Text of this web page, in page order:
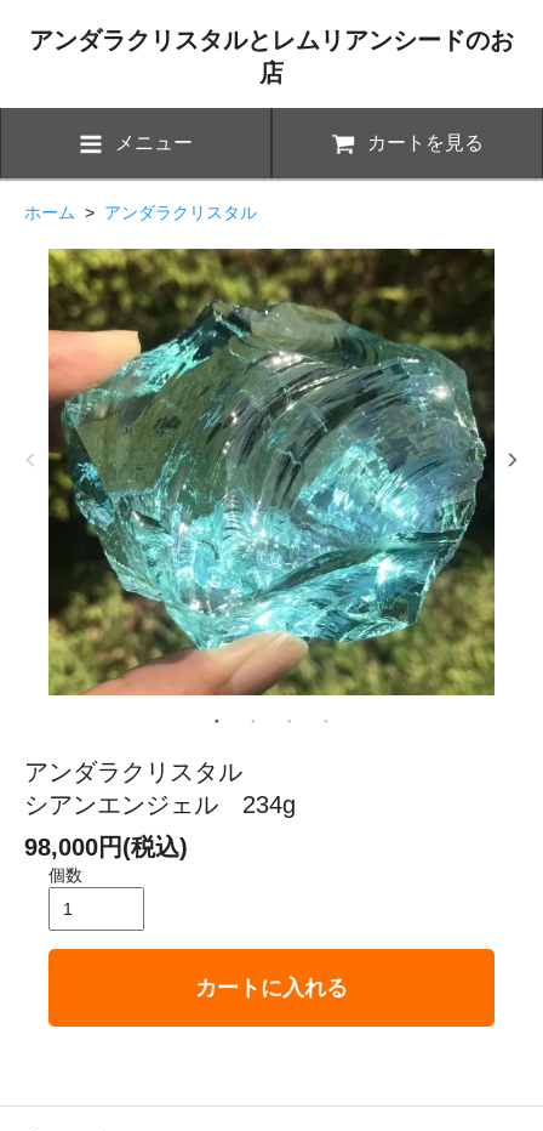
アンダラクリスタルとレムリアンシードのお
店
メニュー カートを見る
ホーム > アンダラクリスタル
アンダラクリスタル
シアンエンジェル 234g
98,000円(税込)
個数
カートに入れる